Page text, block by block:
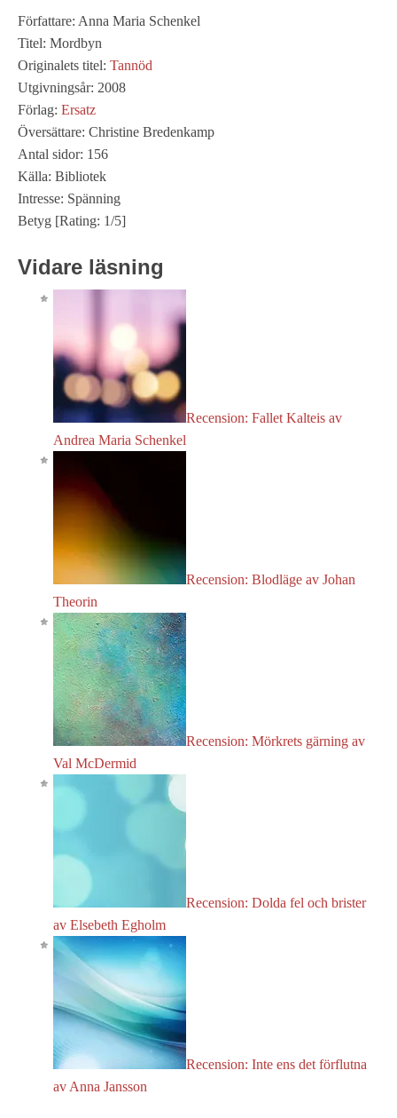
Författare: Anna Maria Schenkel
Titel: Mordbyn
Originalets titel: Tannöd
Utgivningsår: 2008
Förlag: Ersatz
Översättare: Christine Bredenkamp
Antal sidor: 156
Källa: Bibliotek
Intresse: Spänning
Betyg [Rating: 1/5]
Vidare läsning
Recension: Fallet Kalteis av
Andrea Maria Schenkel
Recension: Blodläge av Johan
Theorin
Recension: Mörkrets gärning av
Val McDermid
Recension: Dolda fel och brister
av Elsebeth Egholm
Recension: Inte ens det förflutna
av Anna Jansson